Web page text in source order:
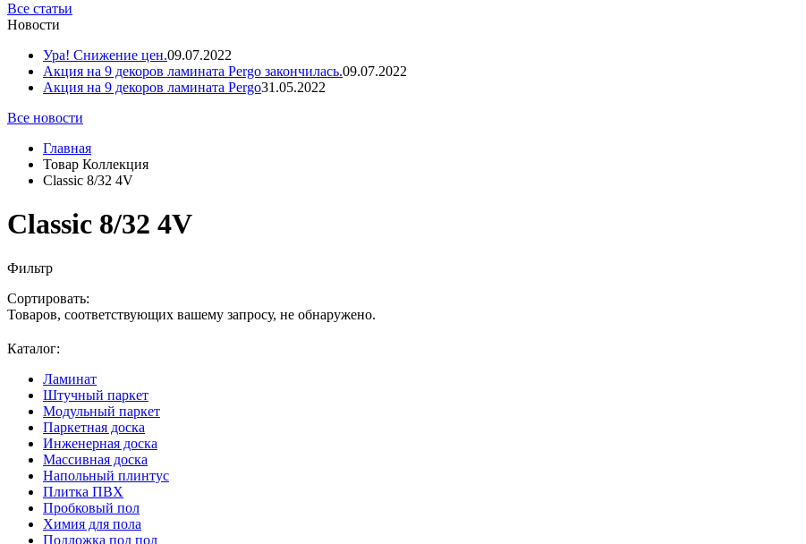
Все статьи
Новости
Ура! Снижение цен.09.07.2022
Акция на 9 декоров ламината Pergo закончилась.09.07.2022
Акция на 9 декоров ламината Pergo31.05.2022
Все новости
Главная
Товар Коллекция
Classic 8/32 4V
Classic 8/32 4V
Фильтр
Сортировать:
Товаров, соответствующих вашему запросу, не обнаружено.
Каталог:
Ламинат
Штучный паркет
Модульный паркет
Паркетная доска
Инженерная доска
Массивная доска
Напольный плинтус
Плитка ПВХ
Пробковый пол
Химия для пола
Подложка под пол